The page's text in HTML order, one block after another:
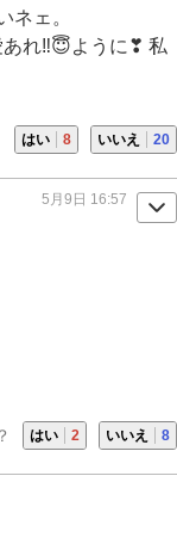
ェ。
れ‼️😇ように❣ 私
はい 8 いいえ 20
5月9日 16:57
はい 2 いいえ 8